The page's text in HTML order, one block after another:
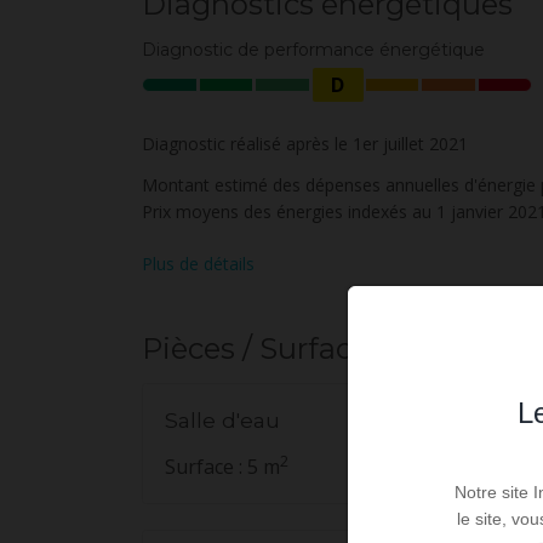
Diagnostic de performance énergétique
D
Diagnostic réalisé après le 1er juillet 2021
Montant estimé des dépenses annuelles
Prix moyens des énergies indexés au 1 janvier
Plus de détails
Pièces / Surfaces
Salle d'eau
Surface : 5 m2
Notre site
le site,